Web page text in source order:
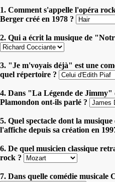
1. Comment s'appelle l'opéra
Berger créé en 1978 ?
2. Qui a écrit la musique de
3. "Je m'voyais déjà" est une
quel répertoire ?
4. Dans "La Légende de
Plamondon ont-ils parlé ?
5. Quel spectacle dont la
l'affiche depuis sa création en
6. De quel musicien classique
rock ?
7. Dans quelle comédie musicale